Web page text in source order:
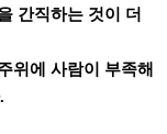
간직하는 것이 더
위에 사람이 부족해